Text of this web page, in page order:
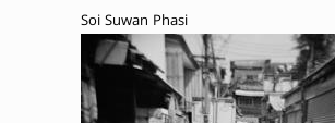
Soi Suwan Phasi